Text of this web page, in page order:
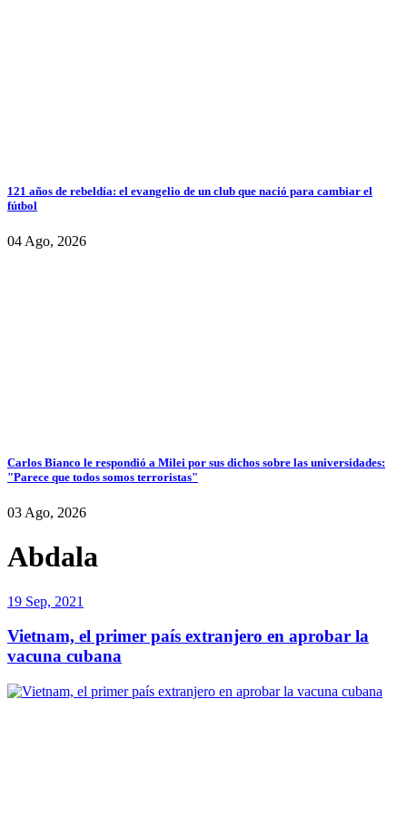
121 años de rebeldía: el evangelio de un club que nació para cambiar el
fútbol
04 Ago, 2026
Carlos Bianco le respondió a Milei por sus dichos sobre las universidades:
"Parece que todos somos terroristas"
03 Ago, 2026
Abdala
19 Sep, 2021
Vietnam, el primer país extranjero en aprobar la
vacuna cubana